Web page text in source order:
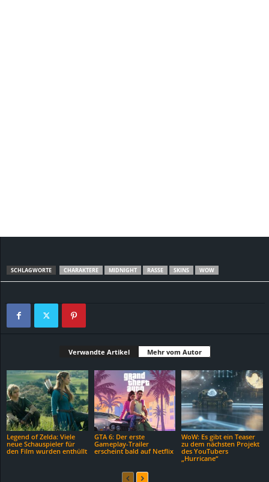
SCHLAGWORTE CHARAKTERE MIDNIGHT RASSE SKINS WOW
Verwandte Artikel Mehr vom Autor
Legend of Zelda: Viele
neue Schauspieler für
den Film wurden enthüllt
GTA 6: Der erste
Gameplay-Trailer
erscheint bald auf Netflix
WoW: Es gibt ein Teaser
zu dem nächsten Projekt
des YouTubers
„Hurricane“